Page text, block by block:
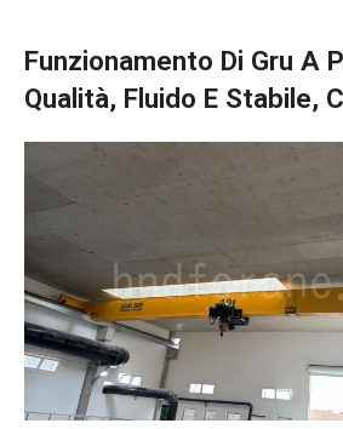
Funzionamento Di Gru A
Qualità, Fluido E Stabile,